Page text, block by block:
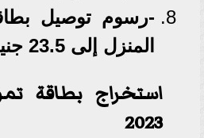
-رسوم توصيل
المنزل إلى 23.5 جنيها.
استخراج بطاقة
2023